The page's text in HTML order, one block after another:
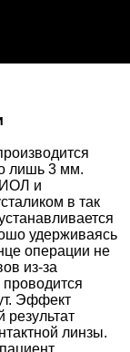
лишь 3 мм.
и
в так
удерживаясь
операции не
из-за
Эффект
линзы.